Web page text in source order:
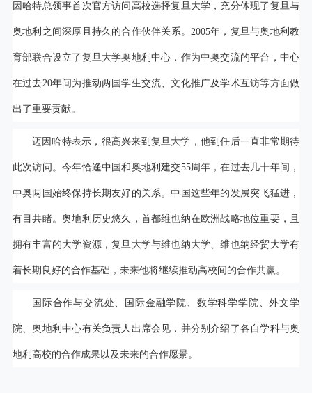
因哈特总领事首次官方访问高校选择复旦大学，充分体现了复旦与
奥地利之间深厚且持久的合作伙伴关系。2005年，复旦与奥地利教
育部联合设立了复旦大学奥地利中心，作为中奥交流的平台，中心
在过去20年间为推动两国学生交流、文化推广及学术互访等方面做
出了重要贡献。
迈因哈特表示，很高兴来到复旦大学，他到任后一直非常期待
此次访问。今年恰逢中国和奥地利建交55周年，在过去几十年间，
中奥两国始终保持长期友好的关系。中国这些年的发展突飞猛进，
有目共睹。奥地利历史悠久，首都维也纳在欧洲战略地位重要，且
拥有丰富的大学资源，复旦大学与维也纳大学、维也纳经贸大学有
着长期良好的合作基础，未来他将继续推动高校间的合作共赢。
国际合作与交流处、国际金融学院、数学科学学院、外文学
院、奥地利中心有关负责人出席会见，并分别介绍了各自学科与奥
地利高校的合作成果以及未来的合作愿景。